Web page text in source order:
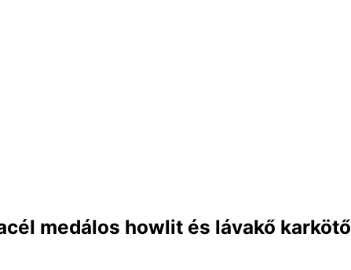
medálos howlit és lávakő karkötő